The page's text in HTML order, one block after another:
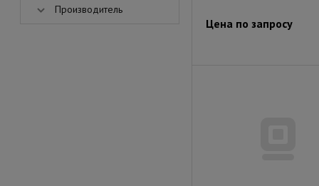
Производитель
Цена по запросу